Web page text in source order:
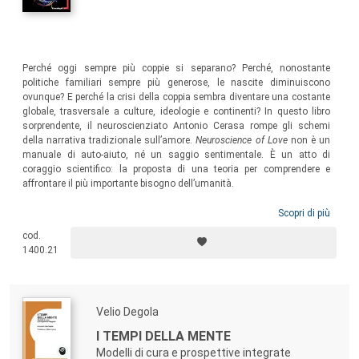
Perché oggi sempre più coppie si separano? Perché, nonostante
politiche familiari sempre più generose, le nascite diminuiscono
ovunque? E perché la crisi della coppia sembra diventare una costante
globale, trasversale a culture, ideologie e continenti? In questo libro
sorprendente, il neuroscienziato Antonio Cerasa rompe gli schemi
della narrativa tradizionale sull’amore.Neuroscience of Lovenon è un
manuale di auto-aiuto, né un saggio sentimentale. È un atto di
coraggio scientifico: la proposta di una teoria per comprendere e
affrontare il più importante bisogno dell’umanità.
Scopri di più
cod.
1400.21
Velio Degola
I TEMPI DELLA MENTE
Modelli di cura e prospettive integrate